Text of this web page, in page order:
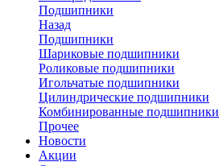
Подшипники
Назад
Подшипники
Шариковые подшипники
Роликовые подшипники
Игольчатые подшипники
Цилиндрические подшипники
Комбинированные подшипники
Прочее
Новости
Акции